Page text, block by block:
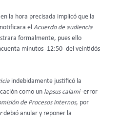
la hora precisada implicó que la
el Acuerdo de audiencia
formalmente, pues ello
minutos -12:50- del veintidós
indebidamente justificó la
como un lapsus calami-error
de Procesos internos, por
debió anular y reponer la